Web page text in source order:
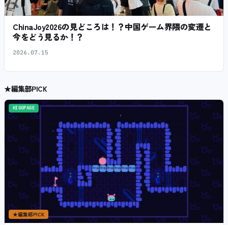
ChinaJoy2026の見どころは！？中国ゲーム界隈の変遷と
今をどう見るか！？
2026.07.15
★編集部PICK
HIGOPAGE
★編集部PICK